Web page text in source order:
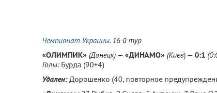
Чемпионат Украины. 16-й тур
«ОЛИМПИК» (Донецк) — «ДИНАМО» (Киев) — 0:1
Голы:Бурда (90+4)
Удален: Дорошенко (40, повторное